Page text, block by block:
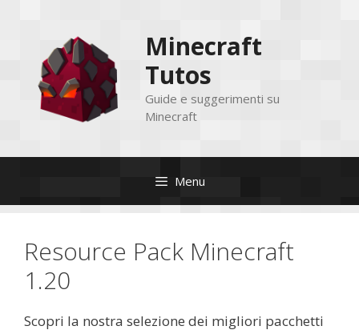
contenuto
Minecraft
Tutos
Guide e suggerimenti su
Minecraft
Menu
Resource Pack Minecraft
1.20
Scopri la nostra selezione dei migliori pacchetti